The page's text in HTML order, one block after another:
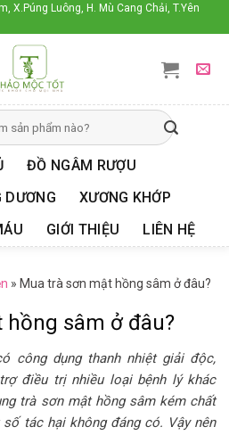
X.Púng Luông, H. Mù Cang Chải, T.Yên
ĐỒ NGÂM RƯỢU
DƯƠNG
XƯƠNG KHỚP
GIỚI THIỆU LIÊN HỆ
» Mua trà sơn mật hồng sâm ở đâu?
sâm ở đâu?
công dụng thanh nhiệt giải độc,
điều trị nhiều loại bệnh lý khác
trà sơn mật hồng sâmkém chất
tác hại không đáng có. Vậy nên